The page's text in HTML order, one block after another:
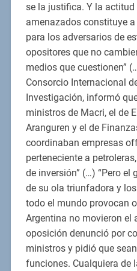
se la justifica. Y la actitud
amenazados constituye
para los adversarios de
opositores que no
medios que cuestionen”
Consorcio Internacional
Investigación, informó
ministros de Macri, el de
Aranguren y el de
coordinaban empresas
perteneciente a
de inversión” (…) “Pero el
de su ola triunfadora y
todo el mundo provocan
Argentina no movieron el
oposición denunció por
ministros y pidió que
funciones. Cualquiera de